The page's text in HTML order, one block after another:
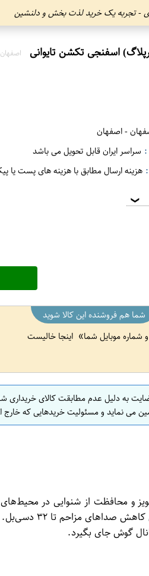
- تجربه یک خرید لذت بخش و دلنشین
اسفنجی تکشن تایوانی
-اصفهان
: سراسر ایران قابل تحویل می باشد
هزینه ارسال مطابق با هزینه های پست یا
❯
شما هم فروشنده این کالا شوید
شماره موبایل شما اینجا خالیست
به دلیل عدم مطابقت کالای
نماید و مسئولیت خریدهایی که خارج
از شنوایی در محیط‌های
شده‌اند و به
گوش جای بگیرد.